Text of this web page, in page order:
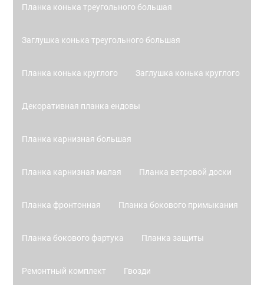
Планка конька треугольного большая
Заглушка конька треугольного большая
Планка конька круглого Заглушка конька круглого
Декоративная планка ендовы
Планка карнизная большая
Планка карнизная малая Планка ветровой доски
Планка фронтонная Планка бокового примыкания
Планка бокового фартука Планка защиты
Ремонтный комплект Гвозди